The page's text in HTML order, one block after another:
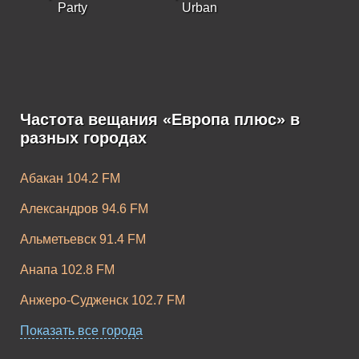
Party Urban
Европа Плюс K-
Pop
Частота вещания «Европа плюс» в
разных городах
Абакан 104.2 FM
Александров 94.6 FM
Альметьевск 91.4 FM
Анапа 102.8 FM
Анжеро-Судженск 102.7 FM
Апатиты 104.2 FM
Показать все города